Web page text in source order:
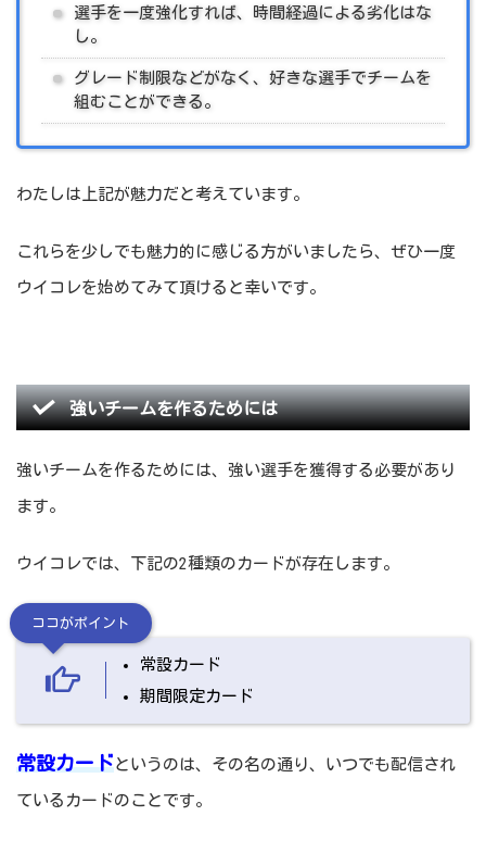
選手を一度強化すれば、時間経過による劣化はな
し。
グレード制限などがなく、好きな選手でチームを
組むことができる。
わたしは上記が魅力だと考えています。
これらを少しでも魅力的に感じる方がいましたら、ぜひ一度
ウイコレを始めてみて頂けると幸いです。
強いチームを作るためには
強いチームを作るためには、強い選手を獲得する必要があり
ます。
ウイコレでは、下記の2種類のカードが存在します。
ココがポイント
常設カード
期間限定カード
常設カードというのは、その名の通り、いつでも配信され
ているカードのことです。